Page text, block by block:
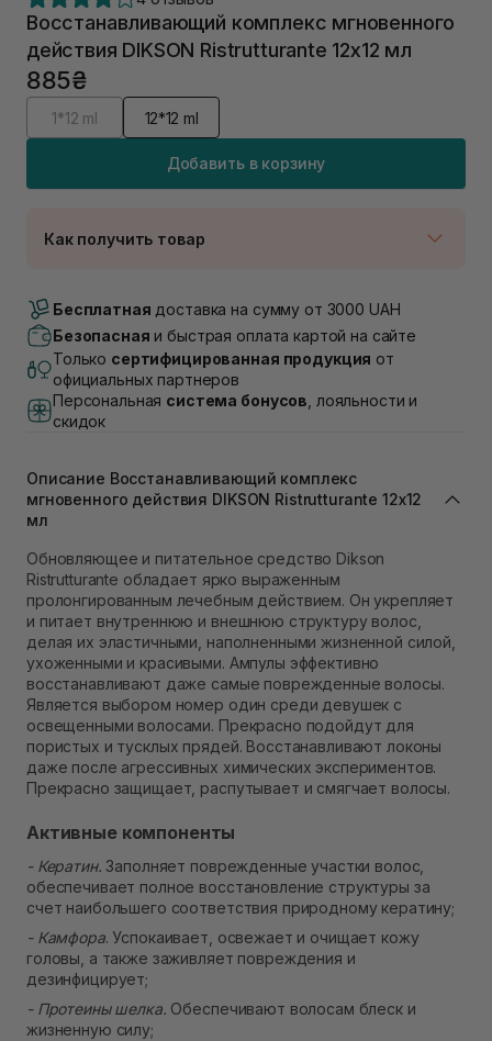
Восстанавливающий комплекс мгновенного
действия DIKSON Ristrutturante 12х12 мл
885₴
1*12 ml 12*12 ml
Добавить в корзину
Как получить товар
В наличии
Самовывоз г. Луцк, Винниченка 4
Самовывоз г. Львов, ул. Академика Подстригача,
1В (Duck's Lake)
Нет в наличии!
Самовывоз Львов (Ивана Франко 36)
Самовывоз г. Львов ул. Степана Бандеры 43
В наличии
Самовывоз г. Ровно, ул. Кулика и Гудачека 23 (ТЦ
Экватор)
Нет в наличии!
Бесплатная доставка на сумму от 3000 UAH
Безопасная и быстрая оплата картой на сайте
Только сертифицированная продукция от
официальных партнеров
Персональная система бонусов , лояльности и
скидок
Описание Восстанавливающий комплекс
мгновенного действия DIKSON Ristrutturante 12х12
мл
Обновляющее и питательное средство Dikson
Ristrutturante обладает ярко выраженным
пролонгированным лечебным действием. Он укрепляет
и питает внутреннюю и внешнюю структуру волос,
делая их эластичными, наполненными жизненной силой,
ухоженными и красивыми. Ампулы эффективно
восстанавливают даже самые поврежденные волосы.
Является выбором номер один среди девушек с
освещенными волосами. Прекрасно подойдут для
пористых и тусклых прядей. Восстанавливают локоны
даже после агрессивных химических экспериментов.
Прекрасно защищает, распутывает и смягчает волосы.
Активные компоненты
- Кератин. Заполняет поврежденные участки волос,
обеспечивает полное восстановление структуры за
счет наибольшего соответствия природному кератину;
- Камфора. Успокаивает, освежает и очищает кожу
головы, а также заживляет повреждения и
дезинфицирует;
- Протеины шелка. Обеспечивают волосам блеск и
жизненную силу;